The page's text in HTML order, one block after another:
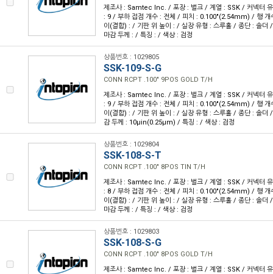
제조사 : Samtec Inc. / 포장 : 벌크 / 계열 : SSK / 커넥터
: 9 / 부하 접점 개수 : 전체 / 피치 : 0.100"(2.54mm) / 행 개
이(결합) : / 기판 위 높이 : / 실장 유형 : 스루홀 / 종단 : 솔더
마감 두께 : / 특징 : / 색상 : 검정
상품번호 : 1029805
SSK-109-S-G
CONN RCPT .100" 9POS GOLD T/H
제조사 : Samtec Inc. / 포장 : 벌크 / 계열 : SSK / 커넥터
: 9 / 부하 접점 개수 : 전체 / 피치 : 0.100"(2.54mm) / 행 개
이(결합) : / 기판 위 높이 : / 실장 유형 : 스루홀 / 종단 : 솔더
감 두께 : 10µin(0.25µm) / 특징 : / 색상 : 검정
상품번호 : 1029804
SSK-108-S-T
CONN RCPT .100" 8POS TIN T/H
제조사 : Samtec Inc. / 포장 : 벌크 / 계열 : SSK / 커넥터
: 8 / 부하 접점 개수 : 전체 / 피치 : 0.100"(2.54mm) / 행 개
이(결합) : / 기판 위 높이 : / 실장 유형 : 스루홀 / 종단 : 솔더
마감 두께 : / 특징 : / 색상 : 검정
상품번호 : 1029803
SSK-108-S-G
CONN RCPT .100" 8POS GOLD T/H
제조사 : Samtec Inc. / 포장 : 벌크 / 계열 : SSK / 커넥터